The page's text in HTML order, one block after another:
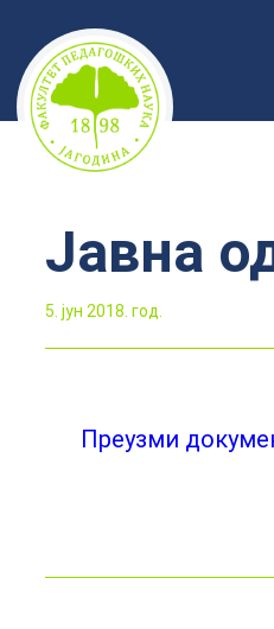
Скочи
на
садржај
Јавна
5. јун 2018. год.
Преузми